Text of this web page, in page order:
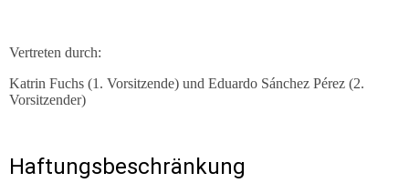
Vertreten durch:
Katrin Fuchs (1. Vorsitzende) und Eduardo Sánchez Pérez (2.
Vorsitzender)
Haftungsbeschränkung